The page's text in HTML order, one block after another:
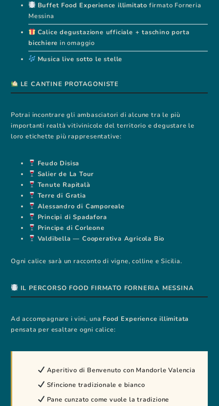
Buffet Food Experience illimitato firmato Forneria
Messina
Calice degustazione ufficiale + taschino porta
bicchiere in omaggio
Musica live sotto le stelle
LE CANTINE PROTAGONISTE
Potrai incontrare gli ambasciatori di alcune tra le più
importanti realtà vitivinicole del territorio e degustare le
loro etichette più rappresentative:
Feudo Disisa
Salier de La Tour
Tenute Rapitalà
Terre di Gratia
Alessandro di Camporeale
Principi di Spadafora
Principe di Corleone
Valdibella — Cooperativa Agricola Bio
Ogni calice sarà un racconto di vigne, colline e Sicilia.
IL PERCORSO FOOD FIRMATO FORNERIA MESSINA
Ad accompagnare i vini, una Food Experience illimitata
pensata per esaltare ogni calice:
Aperitivo di Benvenuto con Mandorle Valencia
Sfincione tradizionale e bianco
Pane cunzato come vuole la tradizione